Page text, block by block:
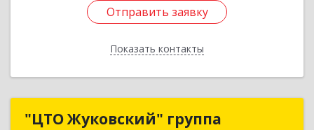
Отправить заявку
Показать контакты
Отправить заявку
Назад
"ЦТО Жуковский" группа
"ЦТО Жуковский" группа